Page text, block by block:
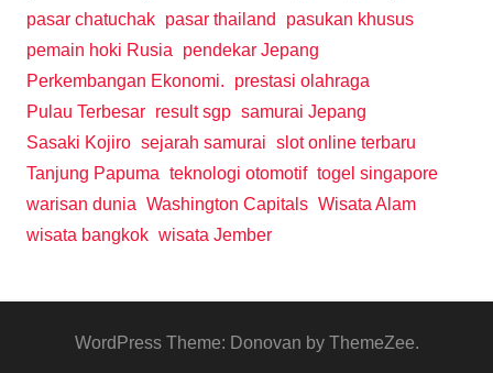
pasar chatuchak pasar thailand
pasukan khusus
pemain hoki Rusia pendekar Jepang
Perkembangan Ekonomi.
prestasi olahraga
Pulau Terbesar result sgp samurai Jepang
Sasaki Kojiro sejarah samurai slot online terbaru
Tanjung Papuma teknologi otomotif togel singapore
warisan dunia Washington Capitals Wisata Alam
wisata bangkok wisata Jember
WordPress Theme: Donovan by ThemeZee.